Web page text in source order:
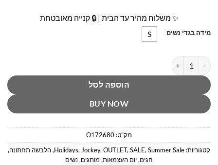
✨ משלוח מהיר עד הבית | 🔒 קנייה מאובטחת
מידה בגדי נשים S
כמות של תחתון מחטב בטן ג׳וקי
הוספה לסל
BUY NOW
מק"ט: O172680
קטגוריות:
Holidays,Jockey,OUTLET,SALE,Summer Sale
,הלבשה תחתונה,
חגים,יום העצמאות, מותגים, נשים